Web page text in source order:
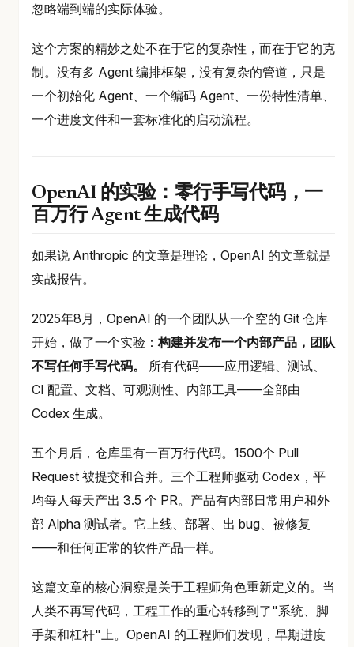
忽略端到端的实际体验。
这个方案的精妙之处不在于它的复杂性，而在于它的克
制。没有多 Agent 编排框架，没有复杂的管道，只是
一个初始化 Agent、一个编码 Agent、一份特性清单、
一个进度文件和一套标准化的启动流程。
OpenAI 的实验：零行手写代码，一
百万行 Agent 生成代码
如果说 Anthropic 的文章是理论，OpenAI 的文章就是
实战报告。
2025年8月，OpenAI 的一个团队从一个空的 Git 仓库
开始，做了一个实验： 构建并发布一个内部产品，团队
不写任何手写代码。
所有代码——应用逻辑、测试、
CI 配置、文档、可观测性、内部工具——全部由
Codex 生成。
五个月后，仓库里有一百万行代码。1500个 Pull
Request 被提交和合并。三个工程师驱动 Codex，平
均每人每天产出 3.5 个 PR。产品有内部日常用户和外
部 Alpha 测试者。它上线、部署、出 bug、被修复
——和任何正常的软件产品一样。
这篇文章的核心洞察是关于工程师角色重新定义的。当
人类不再写代码，工程工作的重心转移到了"系统、脚
手架和杠杆"上。OpenAI 的工程师们发现，早期进度